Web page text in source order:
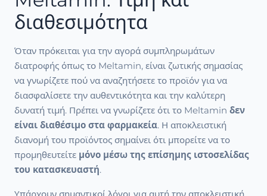
διαθεσιμότητα
Όταν πρόκειται για την αγορά συμπληρωμάτων
διατροφής όπως το Meltamin, είναι ζωτικής σημασίας
να γνωρίζετε πού να αναζητήσετε το προϊόν για να
διασφαλίσετε την αυθεντικότητα και την καλύτερη
δυνατή τιμή. Πρέπει να γνωρίζετε ότι το Meltamin δεν
είναι διαθέσιμο στα φαρμακεία. Η αποκλειστική
διανομή του προϊόντος σημαίνει ότι μπορείτε να το
προμηθευτείτε μόνο μέσω της επίσημης ιστοσελίδας
του κατασκευαστή.